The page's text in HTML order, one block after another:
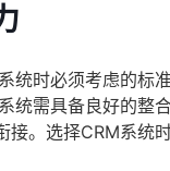
统时必须考虑的标
统需具备良好的整
接。选择CRM系统